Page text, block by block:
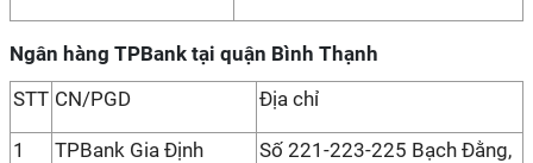
Ngân hàng TPBank tại quận Bình Thạnh
STT CN/PGD Địa chỉ
1 TPBank Gia Định
Số 221-223-225 Bạch Đằng,